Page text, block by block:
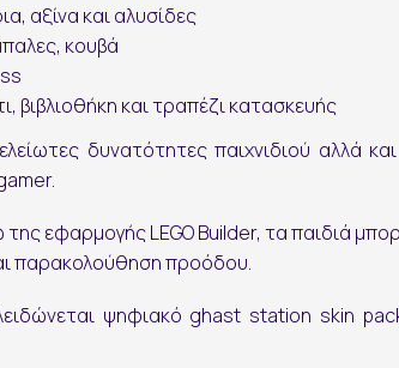
αξίνα και αλυσίδες
κουβά
βιβλιοθήκη και τραπέζι κατασκευής
δυνατότητες παιχνιδιού αλλά
της εφαρμογήςLEGO Builder, τα παιδιά
παρακολούθηση προόδου.
ψηφιακό ghast station skin